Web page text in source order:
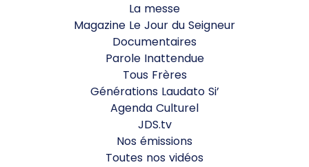
La messe
Magazine Le Jour du Seigneur
Documentaires
Parole Inattendue
Tous Frères
Générations Laudato Si’
Agenda Culturel
JDS.tv
Nos émissions
Toutes nos vidéos